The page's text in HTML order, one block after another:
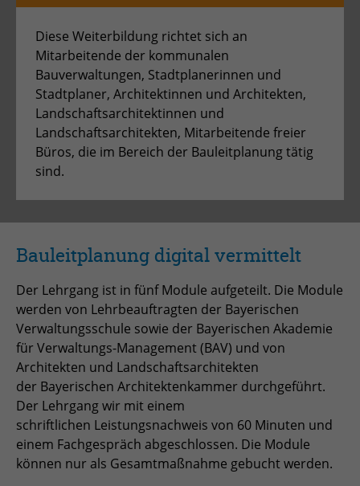
Diese Weiterbildung richtet sich an
Mitarbeitende der kommunalen
Bauverwaltungen, Stadtplanerinnen und
Stadtplaner, Architektinnen und Architekten,
Landschaftsarchitektinnen und
Landschaftsarchitekten, Mitarbeitende freier
Büros, die im Bereich der Bauleitplanung tätig
sind.
Bauleitplanung digital vermittelt
Der Lehrgang ist in fünf Module aufgeteilt. Die Module
werden von Lehrbeauftragten der Bayerischen
Verwaltungsschule sowie der Bayerischen Akademie
für Verwaltungs-Management (BAV) und von
Architekten und Landschaftsarchitekten
der Bayerischen Architektenkammer durchgeführt.
Der Lehrgang wir mit einem
schriftlichen Leistungsnachweis von 60 Minuten und
einem Fachgespräch abgeschlossen. Die Module
können nur als Gesamtmaßnahme gebucht werden.
vorgenommen Einstellungen, falls der
hat.
Name fe_typo_usr
Anbieter TYPO3
Laufzeit
Zweck Login geschlossener Bereich
Name be_lastLoginProvider
Anbieter TYPO3
Laufzeit 1 Monat
Zweck Admin-Login Redaktionssystem
Name be_typo3_user
Anbieter TYPO3
Laufzeit 30 min
Zweck
Tracking Nutzerverhalten beim Besuch
der Webseite